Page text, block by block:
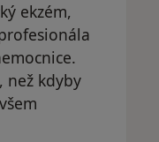
ekzém,
než kdyby